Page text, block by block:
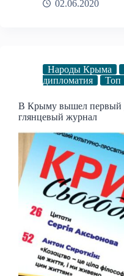
02.06.2020
Народы Крыма
дипломатия
Топ
В Крыму вышел первый
глянцевый журнал